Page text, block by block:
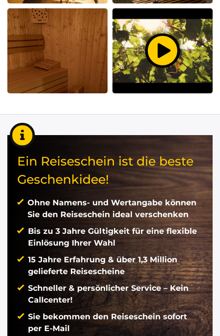
Ein Reiseschein ist die beste
Geschenkidee!
Ohne Namens- und Wertangabe können
Sie den Reiseschein ideal verschenken
Bis zu 3 Jahre Gültigkeit für eine flexible
Einlösung Ihrer Wahl
15 Jahre Erfahrung & über 1,3 Million
gelieferte Reisescheine
Schneller & persönlicher Service – Kein
Callcenter!
Sie bekommen den Reiseschein sofort
per E-Mail